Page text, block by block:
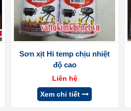
Sơn xịt Hi temp chịu nhiệt
độ cao
Liên hệ
Xem chi tiết